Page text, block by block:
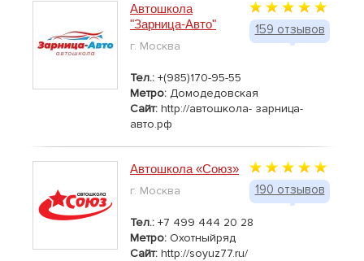
159 отзывов
Автошкола
"Зарница-Авто"
г. Москва
Тел.: +(985)170-95-55
Метро: Домодедовская
Сайт: http://автошкола- зарница-
авто.рф
190 отзывов
Автошкола «Союз»
г. Москва
Тел.: +7 499 444 20 28
Метро: Охотныйряд
Сайт: http://soyuz77.ru/